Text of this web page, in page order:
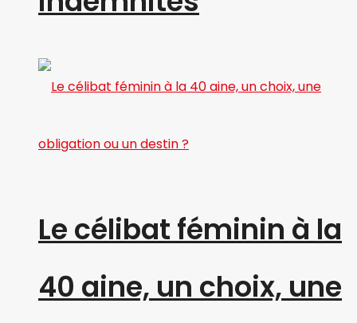
Le célibat féminin à la
40 aine, un choix, une